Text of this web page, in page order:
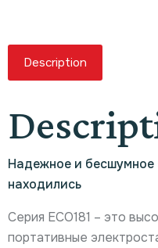
Description
Надежное и бесшумное
находились
Серия ECO181 – это
портативные